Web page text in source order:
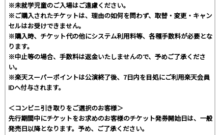
※未就学児童のご入場はご遠慮ください。
※ご購入されたチケットは、理由の如何を問わず、取替・変更・キャン
セルはお受けできません。
※購入時、チケット代の他にシステム利用料等、各種手数料が必要とな
ります。
※中止等の場合、手数料は返金いたしませんので、予めご了承くださ
い。
※楽天スーパーポイントは公演終了後、7日内を目処にご利用楽天会員
IDへ付与されます。
＜コンビニ引き取りをご選択のお客様＞
先行期間中にチケットをお求めのお客様のチケット発券開始日は、一般
発売日以降となります。予め、ご了承ください。